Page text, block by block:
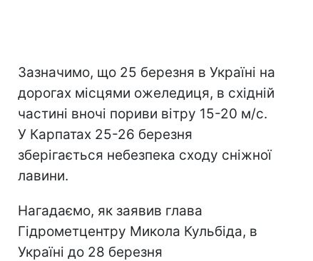
Зазначимо, що 25 березня в Україні на
дорогах місцями ожеледиця, в східній
частині вночі пориви вітру 15-20 м/с.
У Карпатах 25-26 березня
зберігається небезпека сходу сніжної
лавини.
Нагадаємо, як заявив глава
Гідрометцентру Микола Кульбіда, в
Україні до 28 березня